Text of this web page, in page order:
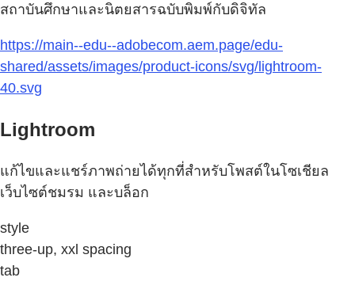
สถาบันศึกษาและนิตยสารฉบับพิมพ์กับดิจิทัล
https://main--edu--adobecom.aem.page/edu-
shared/assets/images/product-icons/svg/lightroom-
40.svg
Lightroom
แก้ไขและแชร์ภาพถ่ายได้ทุกที่สำหรับโพสต์ในโซเชียล
เว็บไซต์ชมรม และบล็อก
style
three-up, xxl spacing
tab